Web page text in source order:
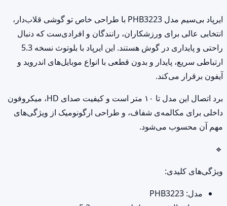
ایرپاد بی‌سیم مدل PHB3223 با طراحی خاص تو گوشی قلاب‌دار،
انتخابی عالی برای ورزشکاران، رانندگان و افرادی‌ست که دنبال
راحتی و پایداری در گوش هستند. این ایرپاد با بلوتوث نسخه 5.3
ارتباطی سریع، پایدار و بدون قطعی با انواع موبایل‌های اندروید و
آیفون برقرار می‌کند.
برد اتصال این مدل تا ۱۰ متر است و کیفیت صدای HD، میکروفون
داخلی برای مکالمه‌ی شفاف، و طراحی ارگونومیک از ویژگی‌های
مهم آن محسوب می‌شود.
🔹
ویژگی‌های کلیدی:
مدل: PHB3223